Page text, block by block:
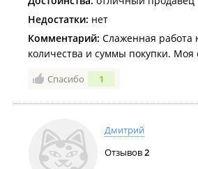
Недостатки: нет
Комментарий: Слаженная работа
количества и суммы покупки. Моя
Спасибо 1
Дмитрий
Отзывов2